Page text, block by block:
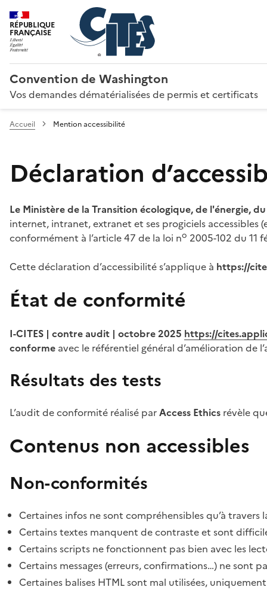
RÉPUBLIQUE
FRANÇAISE
Convention de Washington
Vos demandes dématérialisées de permis et certificats
Accueil Mention accessibilité
Déclaration
Le Ministère de la Transition écologique, de l'énergie,
internet, intranet, extranet et ses progiciels
conformément à l’article 47 de la loi no 2005-102 du 11
Cette déclaration d’accessibilité s’applique à https://
État de conformité
I-CITES | contre audit | octobre 2025 https://
conforme avec le référentiel général d’amélioration de
Résultats des tests
L’audit de conformité réalisé parAccess Ethics révèle
Contenus non accessibles
Non-conformités
Certaines infos ne sont compréhensibles qu’à travers
Certains textes manquent de contraste et sont
Certains scripts ne fonctionnent pas bien avec les
Certains messages (erreurs, confirmations…) ne sont
Certaines balises HTML sont mal utilisées,